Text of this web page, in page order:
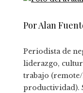
Por Alan
Periodista de
liderazgo,
trabajo
productividad).